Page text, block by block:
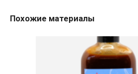
Похожие материалы